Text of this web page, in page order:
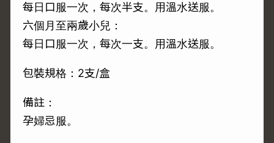
每日口服一次，每次半支。用溫水送服。
六個月至兩歲小兒：
每日口服一次，每次一支。用溫水送服。
包裝規格：2支/盒
備註：
孕婦忌服。